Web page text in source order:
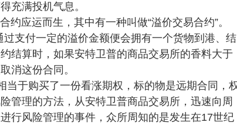
充满投机气息。
应运而生，其中有一种叫做“溢价交易合约”。
过支付一定的溢价金额便会拥有一个货物到港、结
结算时，如果安特卫普的商品交易所的香料大于
消这份合同。
当于购买了一份看涨期权，标的物是远期合同，
管理的方法，从安特卫普商品交易所，迅速向周
行风险管理的事件，众所周知的是发生在17世纪